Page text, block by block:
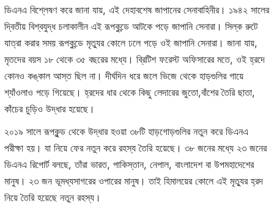
ডিএনএ বিশ্লেষণ করে জানা যায়, এই দেহাবশেষ জাপানের সেনাবাহিনীর। ১৯৪২ সালের
দ্বিতীয় বিশ্বযুদ্ধ চলাকালীন এই রূপকুন্ডে আটকে পড়ে জাপানি সেনারা। সিল্ক রুটে
যাত্রা করার সময় রূপকুন্ডে মৃত্যুর কোলে ঢলে পড়ে ওই জাপানি সেনারা। জানা যায়,
মৃতদের বয়স ১৮ থেকে ৩৫ বছরের মধ্যে। ব্রিটিশ ফরেস্ট অফিসারের মতে, ওই হ্রদে
কোনও কঙ্কাল আস্ত ছিল না। দীর্ঘদিন ধরে জলে ভিজে থেকে হাড়গুলির গায়ে
শ্যাঁওলাও পড়ে গিয়েছে। হ্রদের ধার থেকে কিছু লেদারের জুতো,বাঁশের তৈরি ছাতা,
কাঁচের চুড়িও উদ্ধার হয়েছে।
২০১৯ সালে রূপকুন্ড থেকে উদ্ধার হওয়া ৩৮টি হাড়গোড়গুলির নতুন করে ডিএনএ
পরীক্ষা হয়। যা নিয়ে ফের নতুন করে রহস্য তৈরি হয়েছে। ৩৮ জনের মধ্যে ২৩ জনের
ডিএনএ রিপোর্ট বলছে, তাঁরা ভারত, পাকিস্তান, নেপাল, বাংলাদেশ বা উপমহাদেশের
মানুষ। ২৩ জন ভূমধ্যসাগরের ওপারের মানুষ। তাই হিমালয়ের কোলে এই মৃত্যুর হ্রদ
নিয়ে তৈরি হয়েছে নতুন রহস্য।